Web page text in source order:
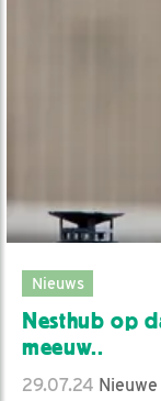
Nieuws
Nesthub op
meeuw..
29.07.24